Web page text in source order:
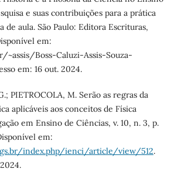
e suas contribuições para a prática
de aula. São Paulo: Editora Escrituras,
em:
~assis/Boss-Caluzi-Assis-Souza-
em: 16 out. 2024.
PIETROCOLA, M. Serão as regras da
aplicáveis aos conceitos de Física
em Ensino de Ciências, v. 10, n. 3, p.
em:
index.php/ienci/article/view/512.